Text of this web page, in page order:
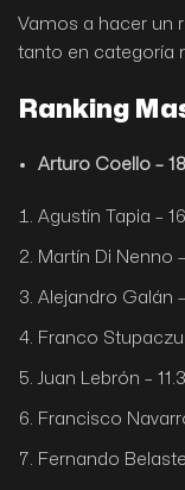
Vamos a hacer un
tanto en categoría
Ranking
Arturo Coello –
Agustín Tapia –
Martín Di Nenno
Alejandro Galán –
Franco
Juan Lebrón –
Francisco
Fernando